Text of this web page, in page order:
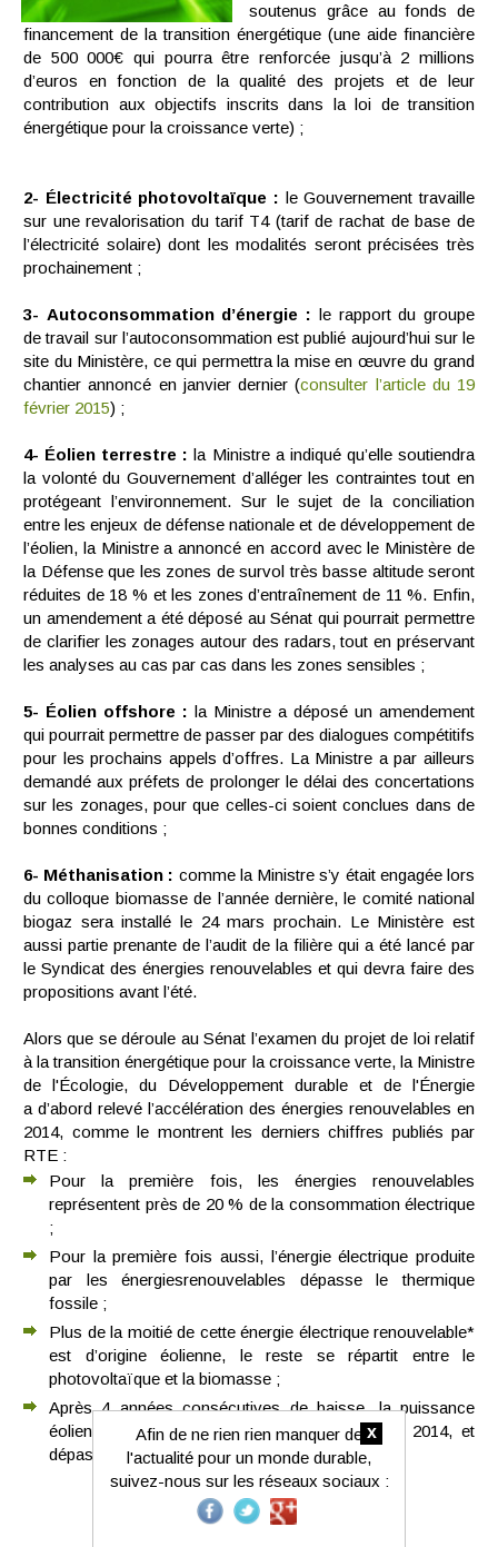
soutenus grâce au fonds de
financement de la transition énergétique (une aide financière
de 500 000€ qui pourra être renforcée jusqu’à 2 millions
d’euros en fonction de la qualité des projets et de leur
contribution aux objectifs inscrits dans la loi de transition
énergétique pour la croissance verte) ;
2- Électricité photovoltaïque : le Gouvernement travaille
sur une revalorisation du tarif T4 (tarif de rachat de base de
l’électricité solaire) dont les modalités seront précisées très
prochainement ;
3- Autoconsommation d’énergie : le rapport du groupe
de travail sur l’autoconsommation est publié aujourd’hui sur le
site du Ministère, ce qui permettra la mise en œuvre du grand
chantier annoncé en janvier dernier (consulter l’article du 19
février 2015) ;
4- Éolien terrestre : la Ministre a indiqué qu’elle soutiendra
la volonté du Gouvernement d’alléger les contraintes tout en
protégeant l’environnement. Sur le sujet de la conciliation
entre les enjeux de défense nationale et de développement de
l’éolien, la Ministre a annoncé en accord avec le Ministère de
la Défense que les zones de survol très basse altitude seront
réduites de 18 % et les zones d’entraînement de 11 %. Enfin,
un amendement a été déposé au Sénat qui pourrait permettre
de clarifier les zonages autour des radars, tout en préservant
les analyses au cas par cas dans les zones sensibles ;
5- Éolien offshore : la Ministre a déposé un amendement
qui pourrait permettre de passer par des dialogues compétitifs
pour les prochains appels d’offres. La Ministre a par ailleurs
demandé aux préfets de prolonger le délai des concertations
sur les zonages, pour que celles-ci soient conclues dans de
bonnes conditions ;
6- Méthanisation : comme la Ministre s’y était engagée lors
du colloque biomasse de l’année dernière, le comité national
biogaz sera installé le 24 mars prochain. Le Ministère est
aussi partie prenante de l’audit de la filière qui a été lancé par
le Syndicat des énergies renouvelables et qui devra faire des
propositions avant l’été.
Alors que se déroule au Sénat l’examen du projet de loi relatif
à la transition énergétique pour la croissance verte, la Ministre
de l'Écologie, du Développement durable et de l'Énergie
a d’abord relevé l’accélération des énergies renouvelables en
2014, comme le montrent les derniers chiffres publiés par
RTE :
Pour la première fois, les énergies renouvelables
représentent près de 20 % de la consommation électrique
;
Pour la première fois aussi, l’énergie électrique produite
par les énergiesrenouvelables dépasse le thermique
fossile ;
Plus de la moitié de cette énergie électrique renouvelable*
est d’origine éolienne, le reste se répartit entre le
photovoltaïque et la biomasse ;
Après 4 années consécutives de baisse, la puissance
éolienne raccordée augmentede nouveau en 2014, et
dépasse même son niveau de 2011.
Vous avez aimé ce contenu ?
x
Afin de ne rien rien manquer de
l'actualité pour un monde durable,
suivez-nous sur les réseaux sociaux :